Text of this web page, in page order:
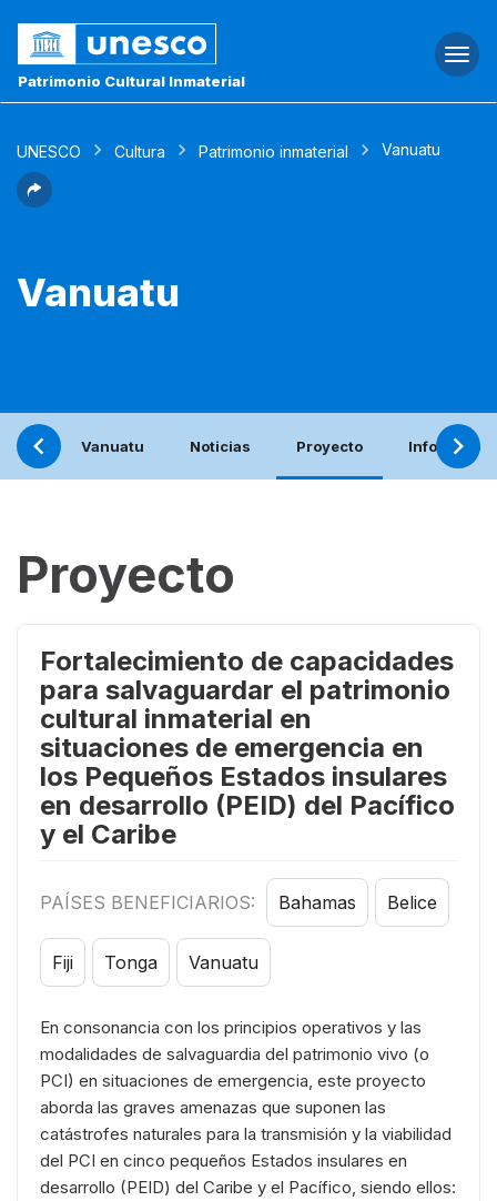
Patrimonio Cultural Inmaterial
UNESCO Cultura Patrimonio inmaterial Vanuatu
Vanuatu
Vanuatu Noticias Proyecto Informe
Proyecto
Fortalecimiento de capacidades
para salvaguardar el patrimonio
cultural inmaterial en
situaciones de emergencia en
los Pequeños Estados insulares
en desarrollo (PEID) del Pacífico
y el Caribe
PAÍSES BENEFICIARIOS: Bahamas Belice
Fiji Tonga Vanuatu
En consonancia con los principios operativos y las
modalidades de salvaguardia del patrimonio vivo (o
PCI) en situaciones de emergencia, este proyecto
aborda las graves amenazas que suponen las
catástrofes naturales para la transmisión y la viabilidad
del PCI en cinco pequeños Estados insulares en
desarrollo (PEID) del Caribe y el Pacífico, siendo ellos: